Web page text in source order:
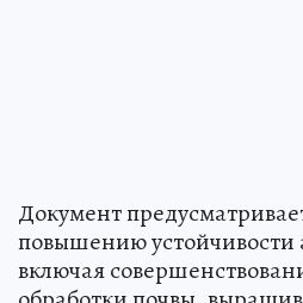
Документ
повышению устойчивости
включая